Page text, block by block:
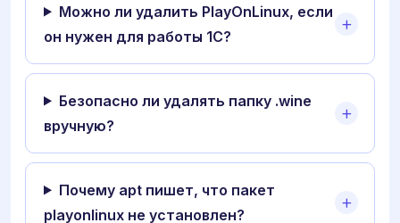
Можно ли удалить PlayOnLinux, если
он нужен для работы 1С?
Безопасно ли удалять папку .wine
вручную?
Почему apt пишет, что пакет
playonlinux не установлен?